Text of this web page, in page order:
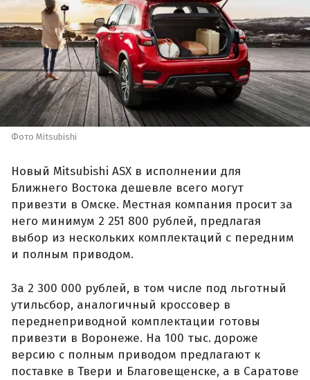
Фото Mitsubishi
Новый Mitsubishi ASX в исполнении для
Ближнего Востока дешевле всего могут
привезти в Омске. Местная компания просит за
него минимум 2 251 800 рублей, предлагая
выбор из нескольких комплектаций с передним
и полным приводом.
За 2 300 000 рублей, в том числе под льготный
утильсбор, аналогичный кроссовер в
переднеприводной комплектации готовы
привезти в Воронеже. На 100 тыс. дороже
версию с полным приводом предлагают к
поставке в Твери и Благовещенске, а в Саратове